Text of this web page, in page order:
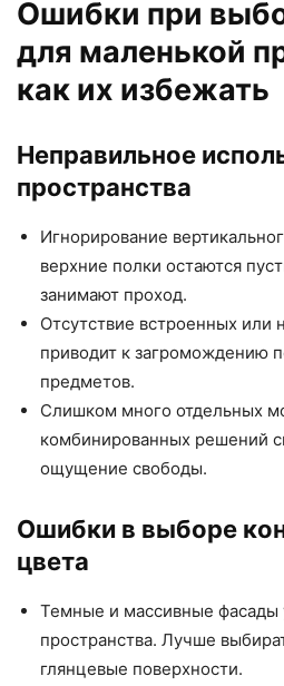
Ошибки при
для маленькой
как их избежать
Неправильное
пространства
Игнорирование
верхние полки остаются
занимают проход.
Отсутствие встроенных или
приводит к загромождению
предметов.
Слишком много отдельных
комбинированных решений
ощущение свободы.
Ошибки в выборе
цвета
Темные и массивные
пространства. Лучше
глянцевые поверхности.